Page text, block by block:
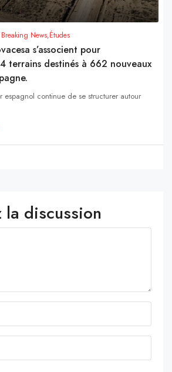
Breaking News,Études
s’associent pour
terrains destinés à 662 nouveaux
continue de se structurer autour
la discussion